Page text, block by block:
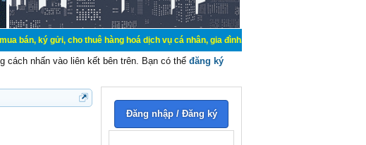
cho thuê hàng hoá dịch vụ cá nhân, gia đình. Mua bán, ký gửi, cho thuê thiết bị hệ
cách nhấn vào liên kết bên trên. Bạn có thể đăng ký
Đăng nhập / Đăng ký